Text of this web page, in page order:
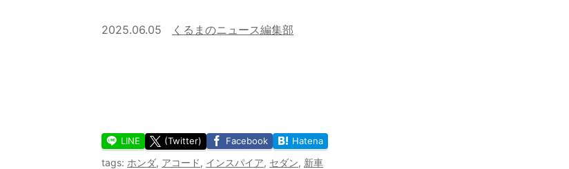
2025.06.05 くるまのニュース編集部
LINE (Twitter) Facebook Hatena
tags: ホンダ, アコード, インスパイア, セダン, 新車